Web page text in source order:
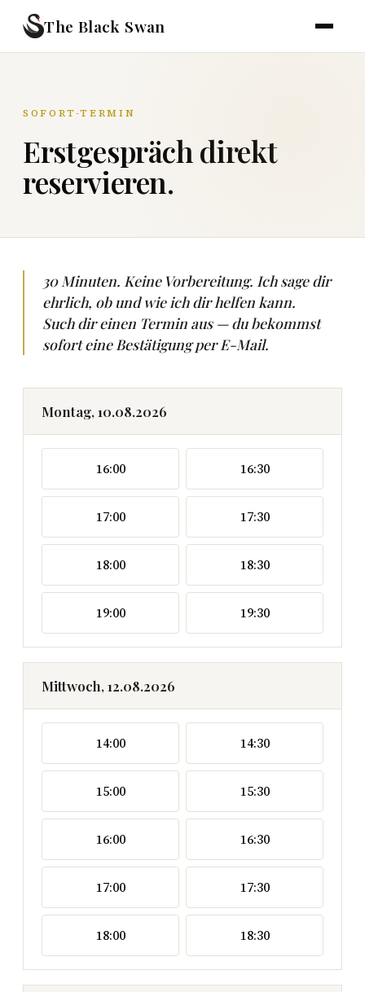
The Black Swan
SOFORT-TERMIN
Erstgespräch direkt
reservieren.
30 Minuten. Keine Vorbereitung. Ich sage dir
ehrlich, ob und wie ich dir helfen kann.
Such dir einen Termin aus — du bekommst
sofort eine Bestätigung per E-Mail.
Montag, 10.08.2026
16:00 16:30
17:00 17:30
18:00 18:30
19:00 19:30
Mittwoch, 12.08.2026
14:00 14:30
15:00 15:30
16:00 16:30
17:00 17:30
18:00 18:30